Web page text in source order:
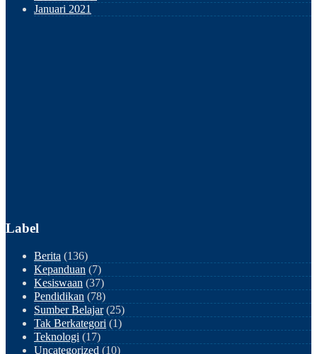
Januari 2021
Label
Berita (136)
Kepanduan (7)
Kesiswaan (37)
Pendidikan (78)
Sumber Belajar(25)
Tak Berkategori (1)
Teknologi (17)
Uncategorized (10)